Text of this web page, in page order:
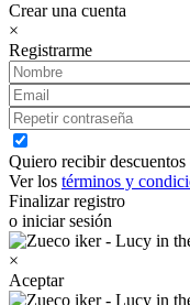
Crear una cuenta
×
Registrarme
Quiero recibir
Ver los términos y
Finalizar registro
o iniciar sesión
×
Aceptar